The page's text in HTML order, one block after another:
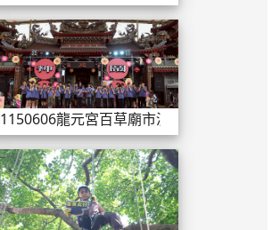
1150606龍元
1150606龍元宮百草廟市演出
1150602六年